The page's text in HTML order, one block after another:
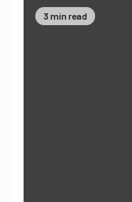
3 min read